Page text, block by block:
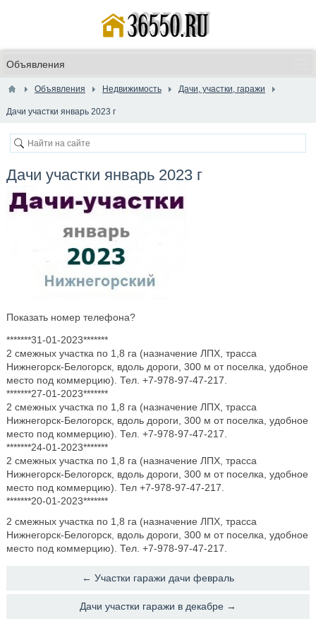
Объявления Недвижимость Дачи, участки, гаражи
Дачи участки январь 2023 г
Дачи участки январь 2023 г
Показать номер телефона?
*******31-01-2023*******
2 смежных участка по 1,8 га (назначение ЛПХ, трасса
Нижнегорск-Белогорск, вдоль дороги, 300 м от поселка, удобное
место под коммерцию). Тел. +7-978-97-47-217.
*******27-01-2023*******
2 смежных участка по 1,8 га (назначение ЛПХ, трасса
Нижнегорск-Белогорск, вдоль дороги, 300 м от поселка, удобное
место под коммерцию). Тел. +7-978-97-47-217.
*******24-01-2023*******
2 смежных участка по 1,8 га (назначение ЛПХ, трасса
Нижнегорск-Белогорск, вдоль дороги, 300 м от поселка, удобное
место под коммерцию). Тел +7-978-97-47-217.
*******20-01-2023*******
2 смежных участка по 1,8 га (назначение ЛПХ, трасса
Нижнегорск-Белогорск, вдоль дороги, 300 м от поселка, удобное
место под коммерцию). Тел. +7-978-97-47-217.
← Участки гаражи дачи февраль
Дачи участки гаражи в декабре →